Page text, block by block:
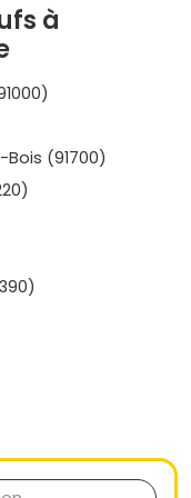
500 €/m²
des axes
neufs
Lisses,
fait rare à
plus de choix
peuvent varier de
d'un
la demande au
reste
à
(91700)